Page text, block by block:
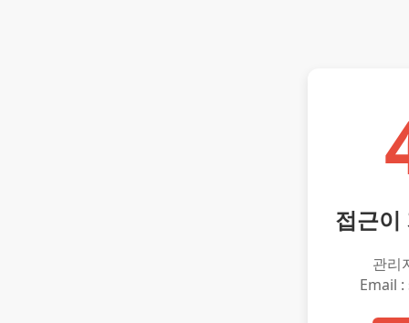
접근이
관리
Email